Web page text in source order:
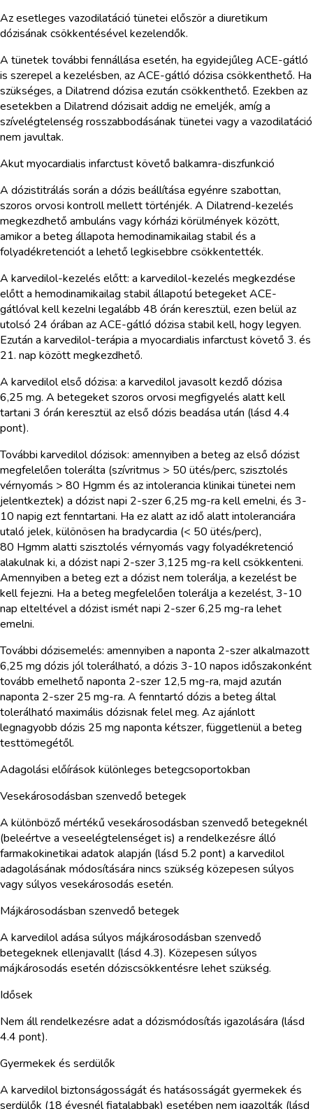
Az esetleges vazodilatáció tünetei először a diuretikum
dózisának csökkentésével kezelendők.
A tünetek további fennállása esetén, ha egyidejűleg ACE-gátló
is szerepel a kezelésben, az ACE-gátló dózisa csökkenthető. Ha
szükséges, a Dilatrend dózisa ezután csökkenthető. Ezekben az
esetekben a Dilatrend dózisait addig ne emeljék, amíg a
szívelégtelenség rosszabbodásának tünetei vagy a vazodilatáció
nem javultak.
Akut myocardialis infarctust követő balkamra-diszfunkció
A dózistitrálás során a dózis beállítása egyénre szabottan,
szoros orvosi kontroll mellett történjék. A Dilatrend-kezelés
megkezdhető ambuláns vagy kórházi körülmények között,
amikor a beteg állapota hemodinamikailag stabil és a
folyadékretenciót a lehető legkisebbre csökkentették.
A karvedilol-kezelés előtt: a karvedilol-kezelés megkezdése
előtt a hemodinamikailag stabil állapotú betegeket ACE-
gátlóval kell kezelni legalább 48 órán keresztül, ezen belül az
utolsó 24 órában az ACE-gátló dózisa stabil kell, hogy legyen.
Ezután a karvedilol-terápia a myocardialis infarctust követő 3. és
21. nap között megkezdhető.
A karvedilol első dózisa: a karvedilol javasolt kezdő dózisa
6,25 mg. A betegeket szoros orvosi megfigyelés alatt kell
tartani 3 órán keresztül az első dózis beadása után (lásd 4.4
pont).
További karvedilol dózisok: amennyiben a beteg az első dózist
megfelelően tolerálta (szívritmus > 50 ütés/perc, szisztolés
vérnyomás > 80 Hgmm és az intolerancia klinikai tünetei nem
jelentkeztek) a dózist napi 2-szer 6,25 mg-ra kell emelni, és 3-
10 napig ezt fenntartani. Ha ez alatt az idő alatt intoleranciára
utaló jelek, különösen ha bradycardia (< 50 ütés/perc),
80 Hgmm alatti szisztolés vérnyomás vagy folyadékretenció
alakulnak ki, a dózist napi 2-szer 3,125 mg-ra kell csökkenteni.
Amennyiben a beteg ezt a dózist nem tolerálja, a kezelést be
kell fejezni. Ha a beteg megfelelően tolerálja a kezelést, 3-10
nap elteltével a dózist ismét napi 2-szer 6,25 mg-ra lehet
emelni.
További dózisemelés: amennyiben a naponta 2-szer alkalmazott
6,25 mg dózis jól tolerálható, a dózis 3-10 napos időszakonként
tovább emelhető naponta 2-szer 12,5 mg-ra, majd azután
naponta 2-szer 25 mg-ra. A fenntartó dózis a beteg által
tolerálható maximális dózisnak felel meg. Az ajánlott
legnagyobb dózis 25 mg naponta kétszer, függetlenül a beteg
testtömegétől.
Adagolási előírások különleges betegcsoportokban
Vesekárosodásban szenvedő betegek
A különböző mértékű vesekárosodásban szenvedő betegeknél
(beleértve a veseelégtelenséget is) a rendelkezésre álló
farmakokinetikai adatok alapján (lásd 5.2 pont) a karvedilol
adagolásának módosítására nincs szükség közepesen súlyos
vagy súlyos vesekárosodás esetén.
Májkárosodásban szenvedő betegek
A karvedilol adása súlyos májkárosodásban szenvedő
betegeknek ellenjavallt (lásd 4.3). Közepesen súlyos
májkárosodás esetén dóziscsökkentésre lehet szükség.
Idősek
Nem áll rendelkezésre adat a dózismódosítás igazolására (lásd
4.4 pont).
Gyermekek és serdülők
A karvedilol biztonságosságát és hatásosságát gyermekek és
serdülők (18 évesnél fiatalabbak) esetében nem igazolták (lásd